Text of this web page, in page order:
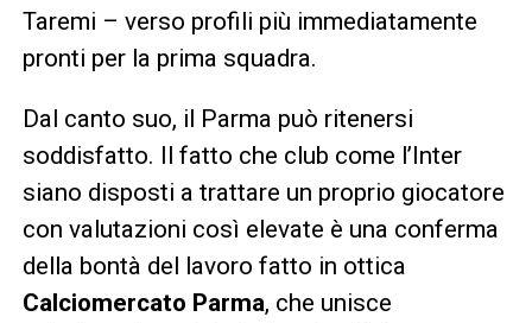
Taremi – verso profili più immediatamente
pronti per la prima squadra.
Dal canto suo, il Parma può ritenersi
soddisfatto. Il fatto che club come l’Inter
siano disposti a trattare un proprio giocatore
con valutazioni così elevate è una conferma
della bontà del lavoro fatto in ottica
Calciomercato Parma, che unisce